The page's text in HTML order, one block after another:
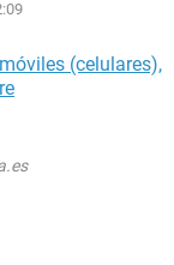
(celulares),